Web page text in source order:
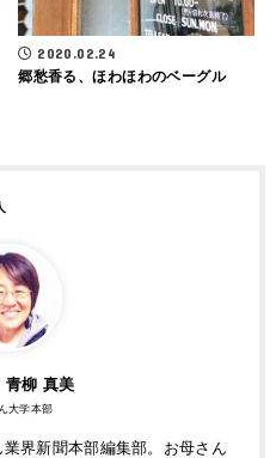
2020.02.24
郷愁香る、ほわほわのベーグル
柳 真美
大学本部
界新聞本部編集部。お母さん